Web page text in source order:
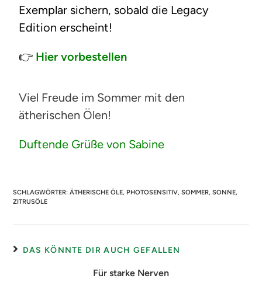
Exemplar sichern, sobald die Legacy
Edition erscheint!
👉 Hier vorbestellen
Viel Freude im Sommer mit den
ätherischen Ölen!
Duftende Grüße von Sabine
SCHLAGWÖRTER:ÄTHERISCHE ÖLE, PHOTOSENSITIV, SOMMER, SONNE,
ZITRUSÖLE
DAS KÖNNTE DIR AUCH GEFALLEN
Für starke Nerven